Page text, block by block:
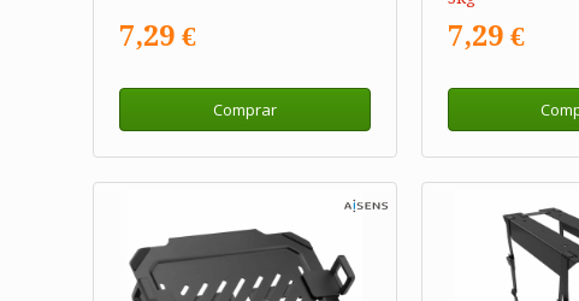
7,29 €
Comprar
7,29 €